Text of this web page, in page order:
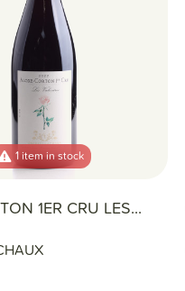
1 item in stock
1ER CRU LES...